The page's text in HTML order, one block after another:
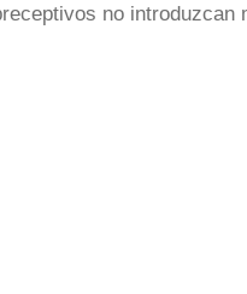
no introduzcan